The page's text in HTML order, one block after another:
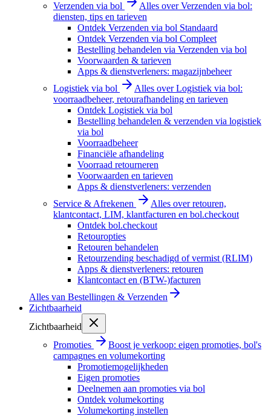
Verzenden via bol
Alles over Verzenden via bol:
diensten, tips en tarieven
Ontdek Verzenden via bol Standaard
Ontdek Verzenden via bol Compleet
Bestelling behandelen via Verzenden via bol
Voorwaarden & tarieven
Apps & dienstverleners: magazijnbeheer
Logistiek via bol
Alles over Logistiek via bol:
voorraadbeheer, retourafhandeling en tarieven
Ontdek Logistiek via bol
Bestelling behandelen & verzenden via logistiek
via bol
Voorraadbeheer
Financiële afhandeling
Voorraad retourneren
Voorwaarden en tarieven
Apps & dienstverleners: verzenden
Service & Afrekenen
Alles over retouren,
klantcontact, LIM, klantfacturen en bol.checkout
Ontdek bol.checkout
Retouropties
Retouren behandelen
Retourzending beschadigd of vermist (RLIM)
Apps & dienstverleners: retouren
Klantcontact en (BTW-)facturen
Alles van Bestellingen & Verzenden
Zichtbaarheid
Zichtbaarheid
Promoties
Boost je verkoop: eigen promoties, bol's
campagnes en volumekorting
Promotiemogelijkheden
Eigen promoties
Deelnemen aan promoties via bol
Ontdek volumekorting
Volumekorting instellen